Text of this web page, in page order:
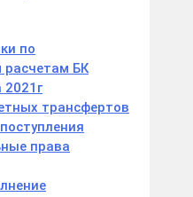
по
расчетам БК
2021г
трансфертов
права